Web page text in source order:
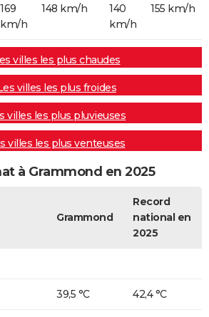
169
km/h
148 km/h
140
km/h
155 km/h
villes les plus chaudes
villes les plus froides
villes les plus pluvieuses
villes les plus venteuses
à Grammond en 2025
Grammond
Record
national en
2025
39,5 °C 42,4 °C